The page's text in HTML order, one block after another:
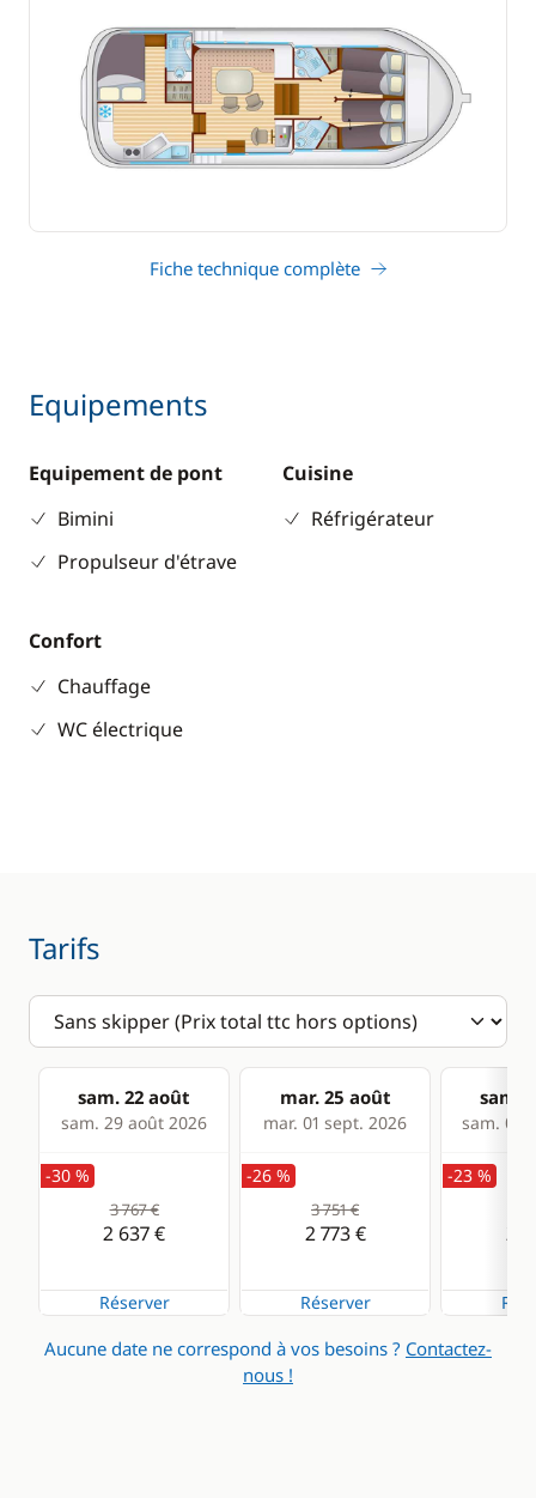
Fiche technique complète
Equipements
Equipement de pont
Bimini
Propulseur d'étrave
Cuisine
Réfrigérateur
Confort
Chauffage
WC électrique
Tarifs
sam. 22 août
sam. 29 août 2026
mar. 25 août
mar. 01 sept. 2026
sam.
sam. 05
-30 %
3 767 €
2 637 €
Réserver
-26 %
3 751 €
2 773 €
Réserver
-23 %
2
Aucune date ne correspond à vos besoins ? Contactez-
nous !